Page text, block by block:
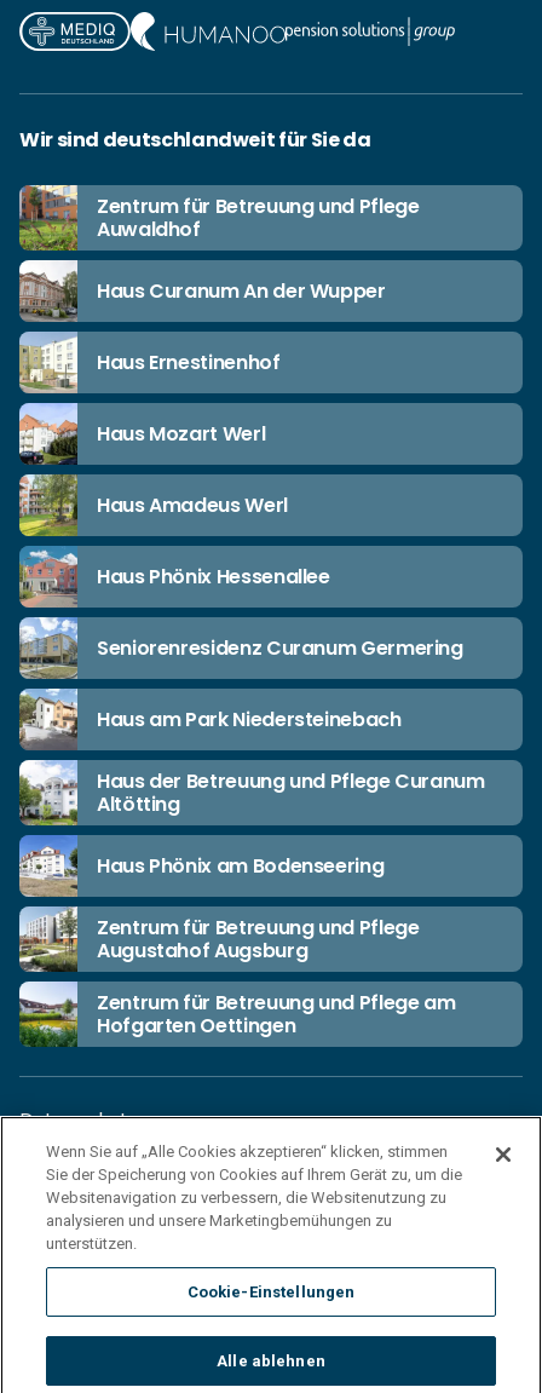
Wir sind deutschlandweit für Sie da
Zentrum für Betreuung und Pflege
Auwaldhof
Haus Curanum An der Wupper
Haus Ernestinenhof
Haus Mozart Werl
Haus Amadeus Werl
Haus Phönix Hessenallee
Seniorenresidenz Curanum Germering
Haus am Park Niedersteinebach
Haus der Betreuung und Pflege Curanum
Altötting
Haus Phönix am Bodenseering
Zentrum für Betreuung und Pflege
Augustahof Augsburg
Zentrum für Betreuung und Pflege am
Hofgarten Oettingen
Datenschutz
Unsere Netiquette
Einkaufsbedingungen
Haftungsausschluss
Impressum
Cookies
Wenn Sie auf „Alle Cookies akzeptieren“ klicken, stimmen
Sie der Speicherung von Cookies auf Ihrem Gerät zu, um die
Websitenavigation zu verbessern, die Websitenutzung zu
analysieren und unsere Marketingbemühungen zu
unterstützen.
Cookie-Einstellungen
Alle ablehnen